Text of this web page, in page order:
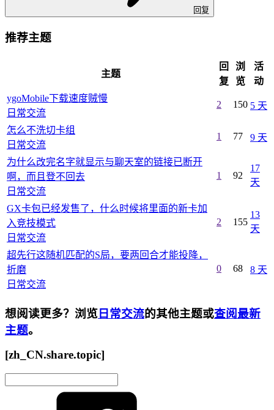
回复
推荐主题
主题
回
复
浏
览
活
动
ygoMobile下载速度贼慢
日常交流
2 150 5 天
怎么不洗切卡组
日常交流
1 77 9 天
为什么改完名字就显示与聊天室的链接已断开
啊，而且登不回去
日常交流
1 92
17
天
GX卡包已经发售了，什么时候将里面的新卡加
入竞技模式
日常交流
2 155
13
天
超先行这随机匹配的S局，要两回合才能投降，
折磨
日常交流
0 68 8 天
想阅读更多？浏览 日常交流的其他主题或查阅最新
主题。
[zh_CN.share.topic]